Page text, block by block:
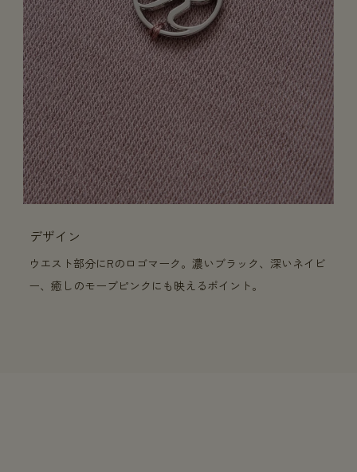
デザイン
ウエスト部分にRのロゴマーク。濃いブラック、深いネイビ
ー、癒しのモーブピンクにも映えるポイント。